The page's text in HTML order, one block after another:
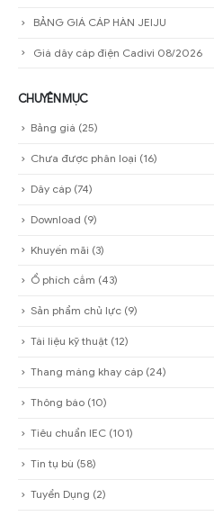
BẢNG GIÁ CÁP HÀN JEIJU
Giá dây cáp điện Cadivi 08/2026
CHUYÊN MỤC
Bảng giá (25)
Chưa được phân loại (16)
Dây cáp (74)
Download (9)
Khuyến mãi (3)
Ổ phích cắm (43)
Sản phẩm chủ lực (9)
Tài liệu kỹ thuật (12)
Thang máng khay cáp (24)
Thông báo (10)
Tiêu chuẩn IEC (101)
Tin tụ bù (58)
Tuyển Dụng (2)